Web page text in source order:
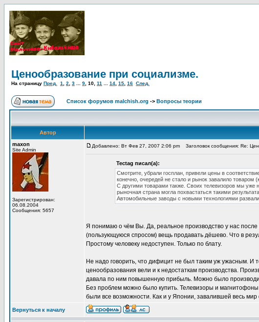
Ценообразование при социализме.
На страницу Пред. 1 2 3 9 10 11 14 15 16 След.
Список форумов malchish.org -> Вопросы теории
Автор
maxon
Site Admin
Зарегистрирован:
06.08.2004
Сообщения: 5657
Добавлено: Вт Фев 27, 2007 2:06 pm Заголовок сообщения: Re:
Tectag писал(а):
Смотрите, убрали госплан, привели цены в
конечно, очередей не стало и рынок завалило товаром
С другими товарами также. Своих телевизоров мы
рыночная страна могла похвастаться такими
Автомобильные заводы с новыми технологиями
Я понимаю о чём Вы. Да, реальное производство у нас
(пользующуюся спросом) вещь продавать дёшево. Что в
Простому человеку недоступен. Только по блату.
Не надо говорить, что дифицит не был таким уж ужасным. И
ценообразования вели и к недостаткам производства.
давала по ним повышенную прибыль. Можно было
Без проблем можно было купить. Телевизоры и
были все возможности. Как и у Японии, завалившей весь
Вернуться к началу